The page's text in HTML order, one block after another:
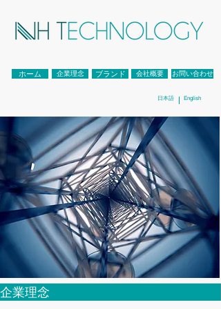
ホーム 企業理念 ブランド 会社概要 お問い合わせ
日本語 English
企業理念